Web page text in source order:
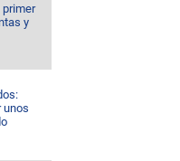
primer
y
unos